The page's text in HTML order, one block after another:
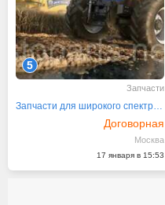
5
Запчасти
Запчасти для широкого спектра тяжелой техники
Договорная
Москва
17 января в 15:53